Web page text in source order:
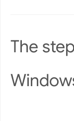
The